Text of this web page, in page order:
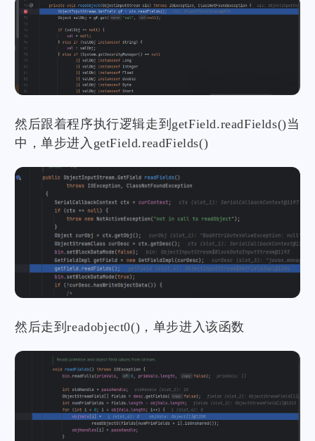
然后跟着程序执行逻辑走到getField.readFields()当
中，单步进入getField.readFields()
然后走到readobject0()，单步进入该函数